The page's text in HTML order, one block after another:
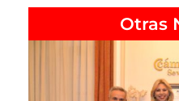
Otras